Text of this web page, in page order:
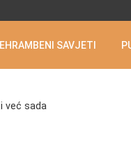
SAVJETI
već sada